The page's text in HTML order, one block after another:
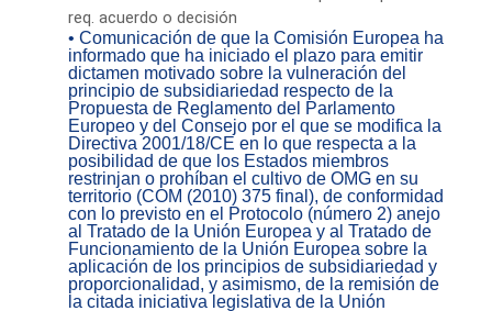
req. acuerdo o decisión
• Comunicación de que la Comisión Europea ha
informado que ha iniciado el plazo para emitir
dictamen motivado sobre la vulneración del
principio de subsidiariedad respecto de la
Propuesta de Reglamento del Parlamento
Europeo y del Consejo por el que se modifica la
Directiva 2001/18/CE en lo que respecta a la
posibilidad de que los Estados miembros
restrinjan o prohíban el cultivo de OMG en su
territorio (COM (2010) 375 final), de conformidad
con lo previsto en el Protocolo (número 2) anejo
al Tratado de la Unión Europea y al Tratado de
Funcionamiento de la Unión Europea sobre la
aplicación de los principios de subsidiariedad y
proporcionalidad, y asimismo, de la remisión de
la citada iniciativa legislativa de la Unión